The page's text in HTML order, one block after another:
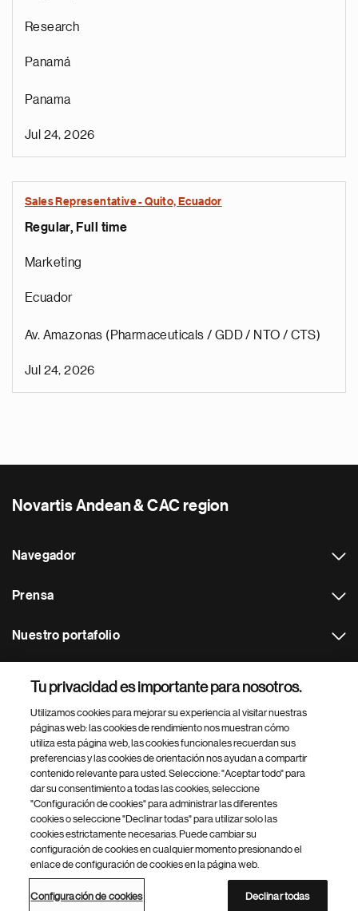
Research
Panamá
Panama
Jul 24, 2026
Sales Representative - Quito, Ecuador
Regular, Full time
Marketing
Ecuador
Av. Amazonas (Pharmaceuticals / GDD / NTO / CTS)
Jul 24, 2026
Novartis Andean & CAC region
Navegador
Prensa
Nuestro portafolio
Footer Site Search
inferior
del
© 2026 Novartis AG
Política de privacidad Términos de uso
Accesibilidad
Configuración de cookies
Mapa del sitio
Tu privacidad es importante para nosotros.
Utilizamos cookies para mejorar su experiencia al visitar nuestras
páginas web: las cookies de rendimiento nos muestran cómo
utiliza esta página web, las cookies funcionales recuerdan sus
preferencias y las cookies de orientación nos ayudan a compartir
contenido relevante para usted. Seleccione: "Aceptar todo" para
dar su consentimiento a todas las cookies, seleccione
"Configuración de cookies" para administrar las diferentes
cookies o seleccione "Declinar todas" para utilizar solo las
cookies estrictamente necesarias. Puede cambiar su
configuración de cookies en cualquier momento presionando el
enlace de configuración de cookies en la página web.
Configuración de cookies Declinar todas